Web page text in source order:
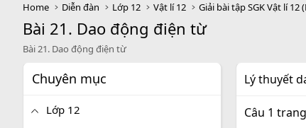
Home Diễn đàn Lớp 12 Vật lí 12 Giải bài tập SGK Vật lí 12
Bài 21. Dao động điện từ
Bài 21. Dao động điện từ
Chuyên mục
Lớp 12
Lý thuyết
Câu 1